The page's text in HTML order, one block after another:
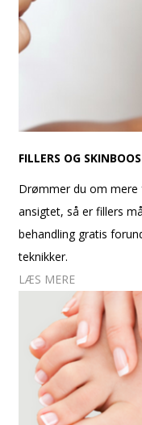
FILLERS OG
Drømmer du om mere
ansigtet, så er fillers
behandling gratis
teknikker.
LÆS MERE